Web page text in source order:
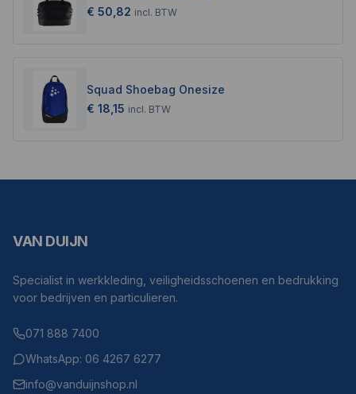
€ 50,82 incl. BTW
Squad Shoebag Onesize
€ 18,15 incl. BTW
VAN DUIJN
Specialist in werkkleding, veiligheidsschoenen en bedrukking
voor bedrijven en particulieren.
071 888 7400
WhatsApp: 06 4267 6277
info@vanduijnshop.nl